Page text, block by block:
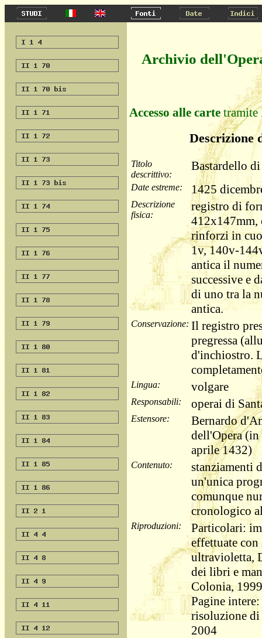
Archivio
Accesso alle cartetramite
Descrizione
Titolo
descrittivo:
Bastardello
Date estreme: 1425
Descrizione
fisica:
registro di
412x147mm,
rinforzi in
1v, 140v-
antica il
successive e
di uno tra la
antica.
Conservazione: Il registro
pregressa
d'inchiostro.
Lingua: volgare
Responsabili: operai di
Estensore:
Bernardo
dell'Opera (in
aprile 1432)
Contenuto:
stanziamenti
un'unica
comunque
cronologico
Riproduzioni:
Particolari:
effettuate
ultravioletta,
dei libri e
Colonia,
Pagine
risoluzione di
2004